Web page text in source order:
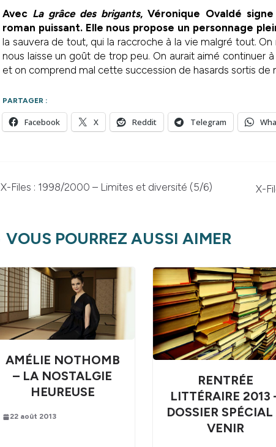
Avec La grâce des brigants, Véronique Ovaldé
roman puissant. Elle nous propose un personnage
la sauvera de tout, qui la raccroche à la vie malgré tout.
nous laisse un goût de trop peu. On aurait aimé continuer
et on comprend mal cette succession de hasards sortis de
PARTAGER :
Facebook X Reddit Telegram
X-Files : 1998/2000 – Limites et diversité (5/6)
X-
VOUS POURREZ AUSSI AIMER
AMÉLIE NOTHOMB
– LA NOSTALGIE
HEUREUSE
22 août 2013
RENTRÉE
LITTÉRAIRE 2013
DOSSIER SPÉCIAL
VENIR